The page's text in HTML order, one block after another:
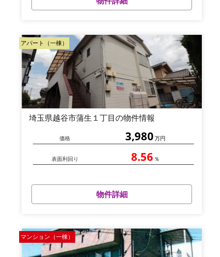
アパート（一棟）
埼玉県越谷市蒲生１丁目の物件情報
価格 3,980 万円
表面利回り 8.56 ％
物件詳細
マンション（一棟）